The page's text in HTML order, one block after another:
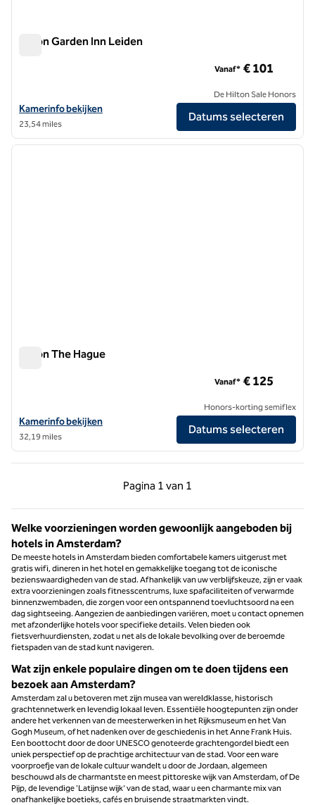
Hilton Garden Inn Leiden
Bekijk hoteldetails voor Hilton Garden Inn Leiden
Kamerinfo bekijken
23,54 miles
Vanaf* € 101
De Hilton Sale Honors
Datums selecteren
1/12
1 van 12
Hilton The Hague
Bekijk hoteldetails voor Hilton The Hague
Kamerinfo bekijken
32,19 miles
Vanaf* € 125
Honors-korting semiflex
Datums selecteren
Pagina 1 van 1
Vorige pagina, 1 van 1
Pagina 1 van 1
Welke voorzieningen worden gewoonlijk aangeboden bij
hotels in Amsterdam?
De meeste hotels in Amsterdam bieden comfortabele kamers uitgerust met
gratis wifi, dineren in het hotel en gemakkelijke toegang tot de iconische
bezienswaardigheden van de stad. Afhankelijk van uw verblijfskeuze, zijn er vaak
extra voorzieningen zoals fitnesscentrums, luxe spafaciliteiten of verwarmde
binnenzwembaden, die zorgen voor een ontspannend toevluchtsoord na een
dag sightseeing. Aangezien de aanbiedingen variëren, moet u contact opnemen
met afzonderlijke hotels voor specifieke details. Velen bieden ook
fietsverhuurdiensten, zodat u net als de lokale bevolking over de beroemde
fietspaden van de stad kunt navigeren.
Wat zijn enkele populaire dingen om te doen tijdens een
bezoek aan Amsterdam?
Amsterdam zal u betoveren met zijn musea van wereldklasse, historisch
grachtennetwerk en levendig lokaal leven. Essentiële hoogtepunten zijn onder
andere het verkennen van de meesterwerken in het Rijksmuseum en het Van
Gogh Museum, of het nadenken over de geschiedenis in het Anne Frank Huis.
Een boottocht door de door UNESCO genoteerde grachtengordel biedt een
uniek perspectief op de prachtige architectuur van de stad. Voor een ware
voorproefje van de lokale cultuur wandelt u door de Jordaan, algemeen
beschouwd als de charmantste en meest pittoreske wijk van Amsterdam, of De
Pijp, de levendige 'Latijnse wijk' van de stad, waar u een charmante mix van
onafhankelijke boetieks, cafés en bruisende straatmarkten vindt.